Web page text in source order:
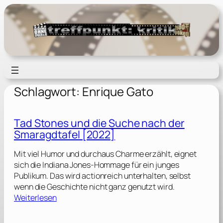
Zum
Inhalt
springen
Schlagwort: Enrique Gato
Tad Stones und die Suche nach der
Smaragdtafel [2022]
Mit viel Humor und durchaus Charme erzählt, eignet
sich die Indiana Jones-Hommage für ein junges
Publikum. Das wird actionreich unterhalten, selbst
wenn die Geschichte nicht ganz genutzt wird.
Weiterlesen: